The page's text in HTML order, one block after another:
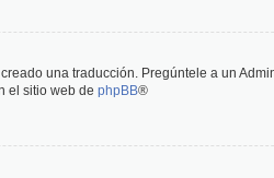
una traducción. Pregúntele a un
el sitio web de phpBB®